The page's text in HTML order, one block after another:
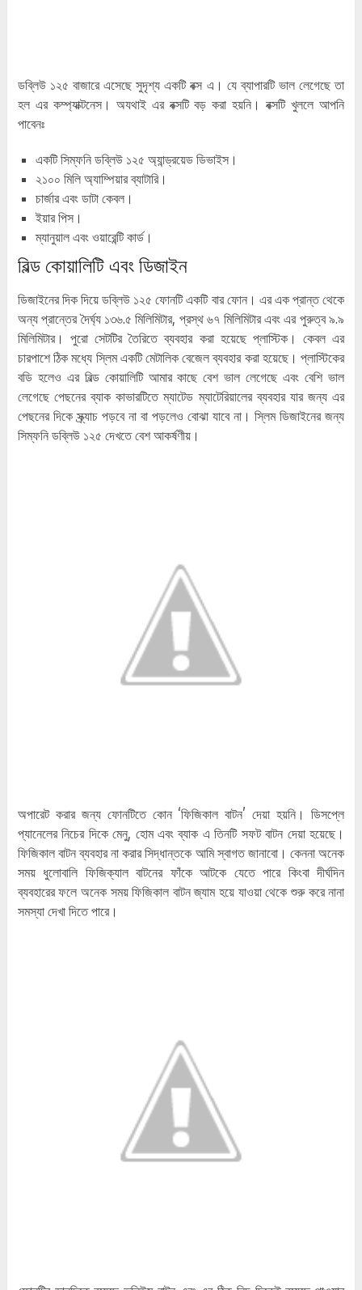
ডব্লিউ ১২৫ বাজারে এসেছে সুদৃশ্য একটি বক্স এ। যে ব্যাপারটি ভাল লেগেছে তা
হল এর কম্প্যাক্টনেস। অযথাই এর বক্সটি বড় করা হয়নি। বক্সটি খুললে আপনি
পাবেনঃ
একটি সিম্ফনি ডব্লিউ ১২৫ অ্যান্ড্রয়েড ডিভাইস।
২১০০ মিলি অ্যাম্পিয়ার ব্যাটারি।
চার্জার এবং ডাটা কেবল।
ইয়ার পিস।
ম্যানুয়াল এবং ওয়ারেন্টি কার্ড।
বিল্ড কোয়ালিটি এবং ডিজাইন
ডিজাইনের দিক দিয়ে ডব্লিউ ১২৫ ফোনটি একটি বার ফোন। এর এক প্রান্ত থেকে
অন্য প্রান্তের দৈর্ঘ্য ১৩৬.৫ মিলিমিটার, প্রস্থ ৬৭ মিলিমিটার এবং এর পুরুত্ব ৯.৯
মিলিমিটার। পুরো সেটটির তৈরিতে ব্যবহার করা হয়েছে প্লাস্টিক। কেবল এর
চারপাশে ঠিক মধ্যে স্লিম একটি মেটালিক বেজেল ব্যবহার করা হয়েছে। প্লাস্টিকের
বডি হলেও এর বিল্ড কোয়ালিটি আমার কাছে বেশ ভাল লেগেছে এবং বেশি ভাল
লেগেছে পেছনের ব্যাক কাভারটিতে ম্যাটেড ম্যাটেরিয়ালের ব্যবহার যার জন্য এর
পেছনের দিকে স্ক্র্যাচ পড়বে না বা পড়লেও বোঝা যাবে না। স্লিম ডিজাইনের জন্য
সিম্ফনি ডব্লিউ ১২৫ দেখতে বেশ আকর্ষণীয়।
অপারেট করার জন্য ফোনটিতে কোন ‘ফিজিকাল বাটন’ দেয়া হয়নি। ডিসপ্লে
প্যানেলের নিচের দিকে মেনু, হোম এবং ব্যাক এ তিনটি সফট বাটন দেয়া হয়েছে।
ফিজিকাল বাটন ব্যবহার না করার সিদ্ধান্তকে আমি স্বাগত জানাবো। কেননা অনেক
সময় ধুলোবালি ফিজিক্যাল বাটনের ফাঁকে আটকে যেতে পারে কিংবা দীর্ঘদিন
ব্যবহারের ফলে অনেক সময় ফিজিকাল বাটন জ্যাম হয়ে যাওয়া থেকে শুরু করে নানা
সমস্যা দেখা দিতে পারে।